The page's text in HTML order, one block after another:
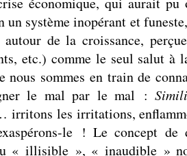
un système inopérant et
de la croissance,
etc.) comme le seul salut à
sommes en train de
le mal par le mal :
les irritations,
le ! Le concept de
« illisible », « inaudible »